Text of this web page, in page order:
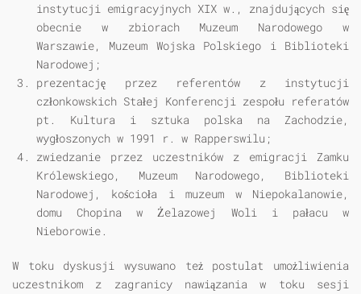
instytucji emigracyjnych XIX w., znajdujących się
obecnie w zbiorach Muzeum Narodowego w
Warszawie, Muzeum Wojska Polskiego i Biblioteki
Narodowej;
prezentację przez referentów z instytucji
członkowskich Stałej Konferencji zespołu referatów
pt. Kultura i sztuka polska na Zachodzie,
wygłoszonych w 1991 r. w Rapperswilu;
zwiedzanie przez uczestników z emigracji Zamku
Królewskiego, Muzeum Narodowego, Biblioteki
Narodowej, kościoła i muzeum w Niepokalanowie,
domu Chopina w Żelazowej Woli i pałacu w
Nieborowie.
W toku dyskusji wysuwano też postulat umożliwienia
uczestnikom z zagranicy nawiązania w toku sesji